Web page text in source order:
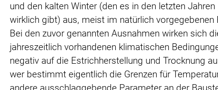
und den kalten Winter (den es in den letzten
wirklich gibt) aus, meist im natürlich vorgegebenen
Bei den zuvor genannten Ausnahmen wirken sich
jahreszeitlich vorhandenen klimatischen
negativ auf die Estrichherstellung und Trocknung
wer bestimmt eigentlich die Grenzen für